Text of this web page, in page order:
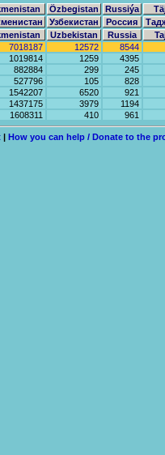
Özbegistan Russiýa
Узбекистан Россия
Uzbekistan Russia
7018187 12572
8544
1019814 1259
4395
882884 299
245
527796 105
828
1542207 6520
921
1437175 3979
1194
1608311 410 961
| How you can help / Donate to the